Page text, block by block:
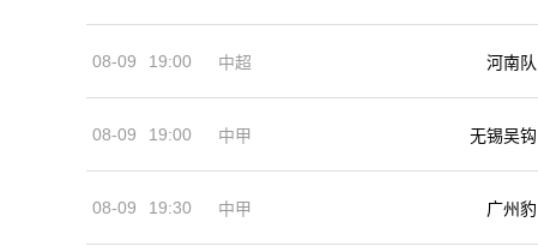
08-09 19:00 中超 河南队
08-09 19:00 中甲 无锡吴钩
08-09 19:30 中甲 广州豹